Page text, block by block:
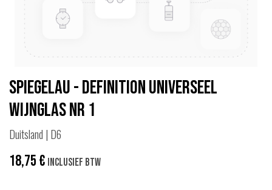
Spiegelau - Definition Universeel
Wijnglas Nr 1
Duitsland | D6
18,75€ Inclusief btw